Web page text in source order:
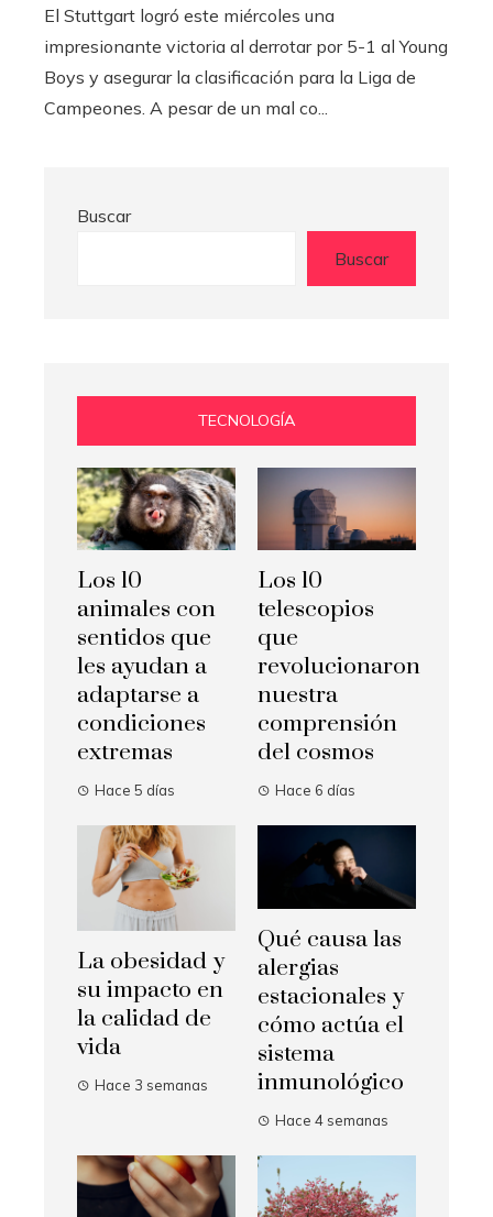
El Stuttgart logró este miércoles una
impresionante victoria al derrotar por 5-1 al Young
Boys y asegurar la clasificación para la Liga de
Campeones. A pesar de un mal co...
Buscar
Buscar
TECNOLOGÍA
Los 10
animales con
sentidos que
les ayudan a
adaptarse a
condiciones
extremas
Hace 5 días
Los 10
telescopios
que
revolucionaron
nuestra
comprensión
del cosmos
Hace 6 días
La obesidad y
su impacto en
la calidad de
vida
Hace 3 semanas
Qué causa las
alergias
estacionales y
cómo actúa el
sistema
inmunológico
Hace 4 semanas